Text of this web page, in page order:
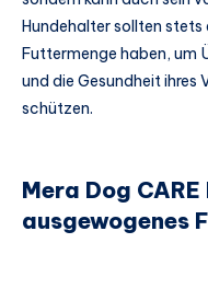
Hundehalter sollten
Futtermenge haben, um
und die Gesundheit ihres
schützen.
Mera Dog
ausgewogenes